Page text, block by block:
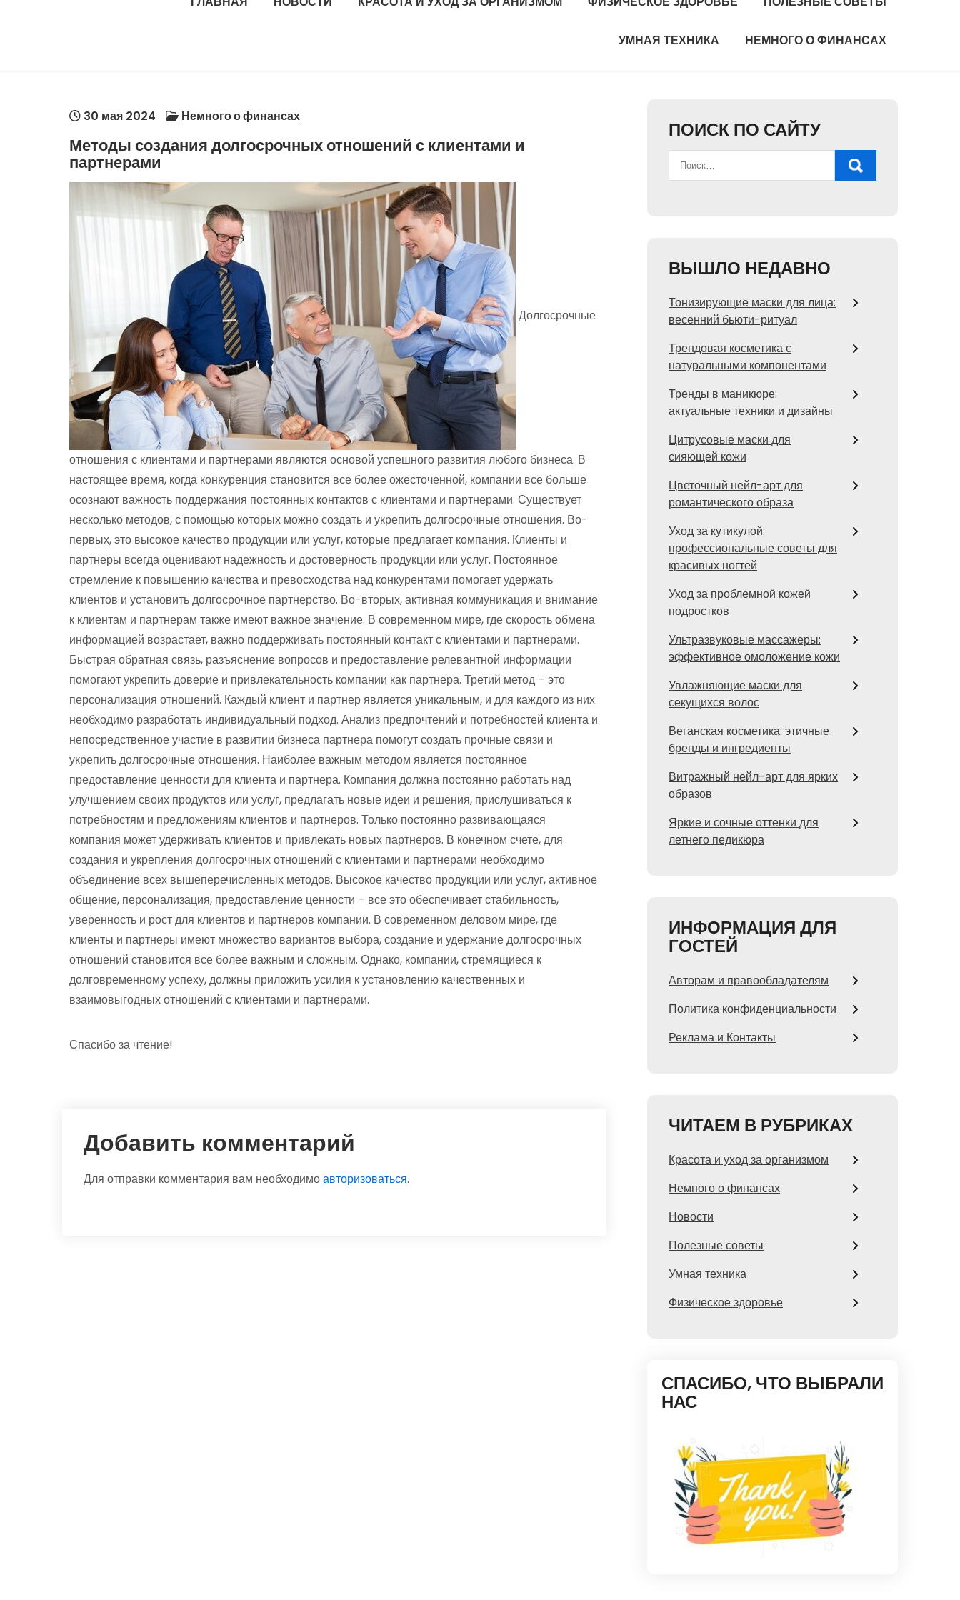
УМНАЯ ТЕХНИКА НЕМНОГО О ФИНАНСАХ
30 мая 2024 Немного о финансах
Методы создания долгосрочных отношений с клиентами и
партнерами
Долгосрочные
отношения с клиентами и партнерами являются основой успешного развития любого бизнеса. В
настоящее время, когда конкуренция становится все более ожесточенной, компании все больше
осознают важность поддержания постоянных контактов с клиентами и партнерами. Существует
несколько методов, с помощью которых можно создать и укрепить долгосрочные отношения. Во-
первых, это высокое качество продукции или услуг, которые предлагает компания. Клиенты и
партнеры всегда оценивают надежность и достоверность продукции или услуг. Постоянное
стремление к повышению качества и превосходства над конкурентами помогает удержать
клиентов и установить долгосрочное партнерство. Во-вторых, активная коммуникация и внимание
к клиентам и партнерам также имеют важное значение. В современном мире, где скорость обмена
информацией возрастает, важно поддерживать постоянный контакт с клиентами и партнерами.
Быстрая обратная связь, разъяснение вопросов и предоставление релевантной информации
помогают укрепить доверие и привлекательность компании как партнера. Третий метод – это
персонализация отношений. Каждый клиент и партнер является уникальным, и для каждого из них
необходимо разработать индивидуальный подход. Анализ предпочтений и потребностей клиента и
непосредственное участие в развитии бизнеса партнера помогут создать прочные связи и
укрепить долгосрочные отношения. Наиболее важным методом является постоянное
предоставление ценности для клиента и партнера. Компания должна постоянно работать над
улучшением своих продуктов или услуг, предлагать новые идеи и решения, прислушиваться к
потребностям и предложениям клиентов и партнеров. Только постоянно развивающаяся
компания может удерживать клиентов и привлекать новых партнеров. В конечном счете, для
создания и укрепления долгосрочных отношений с клиентами и партнерами необходимо
объединение всех вышеперечисленных методов. Высокое качество продукции или услуг, активное
общение, персонализация, предоставление ценности – все это обеспечивает стабильность,
уверенность и рост для клиентов и партнеров компании. В современном деловом мире, где
клиенты и партнеры имеют множество вариантов выбора, создание и удержание долгосрочных
отношений становится все более важным и сложным. Однако, компании, стремящиеся к
долговременному успеху, должны приложить усилия к установлению качественных и
взаимовыгодных отношений с клиентами и партнерами.
Спасибо за чтение!
Добавить комментарий
Для отправки комментария вам необходимоавторизоваться.
ПОИСК ПО САЙТУ
ВЫШЛО НЕДАВНО
Тонизирующие маски для лица:
весенний бьюти-ритуал
Трендовая косметика с
натуральными компонентами
Тренды в маникюре:
актуальные техники и дизайны
Цитрусовые маски для
сияющей кожи
Цветочный нейл-арт для
романтического образа
Уход за кутикулой:
профессиональные советы для
красивых ногтей
Уход за проблемной кожей
подростков
Ультразвуковые массажеры:
эффективное омоложение кожи
Увлажняющие маски для
секущихся волос
Веганская косметика: этичные
бренды и ингредиенты
Витражный нейл-арт для ярких
образов
Яркие и сочные оттенки для
летнего педикюра
ИНФОРМАЦИЯ ДЛЯ
ГОСТЕЙ
Авторам и правообладателям
Политика конфиденциальности
Реклама и Контакты
ЧИТАЕМ В РУБРИКАХ
Красота и уход за организмом
Немного о финансах
Новости
Полезные советы
Умная техника
Физическое здоровье
СПАСИБО, ЧТО ВЫБРАЛИ
НАС